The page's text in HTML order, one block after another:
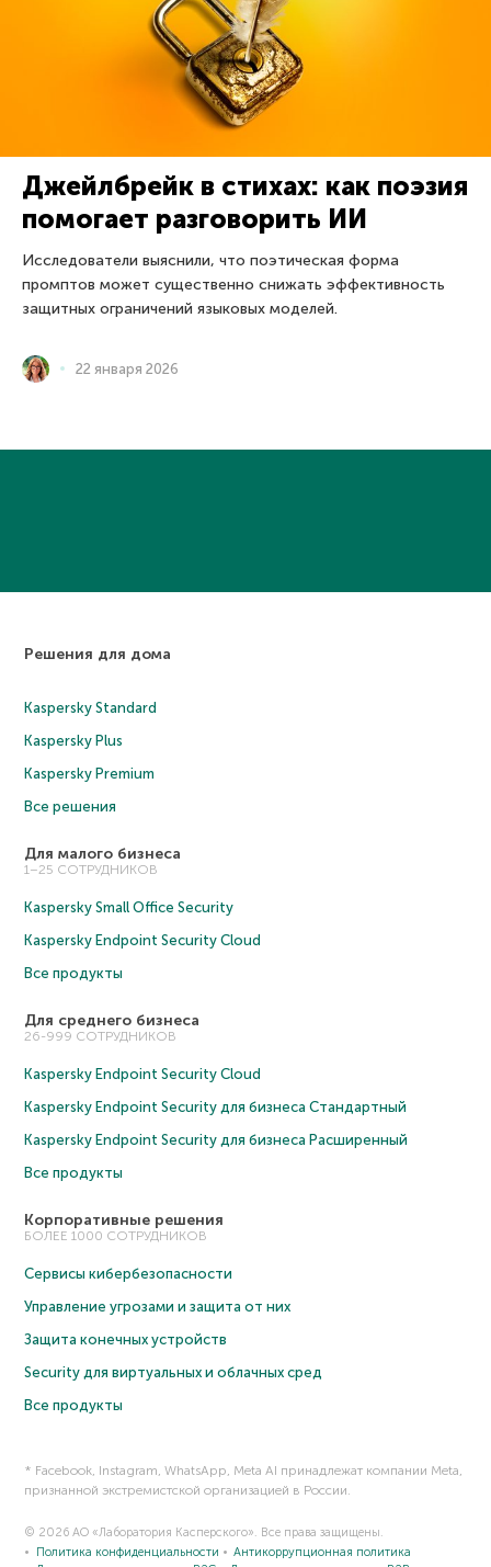
Джейлбрейк в стихах: как поэзия
помогает разговорить ИИ
Исследователи выяснили, что поэтическая форма
промптов может существенно снижать эффективность
защитных ограничений языковых моделей.
22 января 2026
Решения для дома
Kaspersky Standard
Kaspersky Plus
Kaspersky Premium
Все решения
Для малого бизнеса
1–25 СОТРУДНИКОВ
Kaspersky Small Office Security
Kaspersky Endpoint Security Cloud
Все продукты
Для среднего бизнеса
26-999 СОТРУДНИКОВ
Kaspersky Endpoint Security Cloud
Kaspersky Endpoint Security для бизнеса Cтандартный
Kaspersky Endpoint Security для бизнеса Расширенный
Все продукты
Корпоративные решения
БОЛЕЕ 1000 СОТРУДНИКОВ
Сервисы кибербезопасности
Управление угрозами и защита от них
Защита конечных устройств
Security для виртуальных и облачных сред
Все продукты
* Facebook, Instagram, WhatsApp, Meta AI принадлежат компании Meta,
признанной экстремистской организацией в России.
© 2026 АО «Лаборатория Касперского». Все права защищены.
Политика конфиденциальности
Антикоррупционная политика